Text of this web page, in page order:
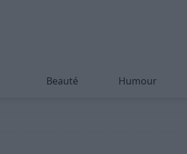
Beauté Humour